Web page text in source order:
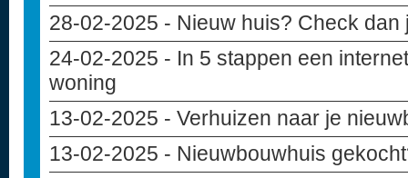
28-02-2025 - Nieuw huis? Check
24-02-2025 - In 5 stappen een
woning
13-02-2025 - Verhuizen naar je
13-02-2025 - Nieuwbouwhuis